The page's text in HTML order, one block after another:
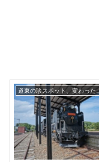
道東の珍ス